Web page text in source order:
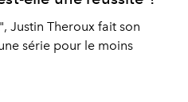
Justin Theroux fait son
série pour le moins